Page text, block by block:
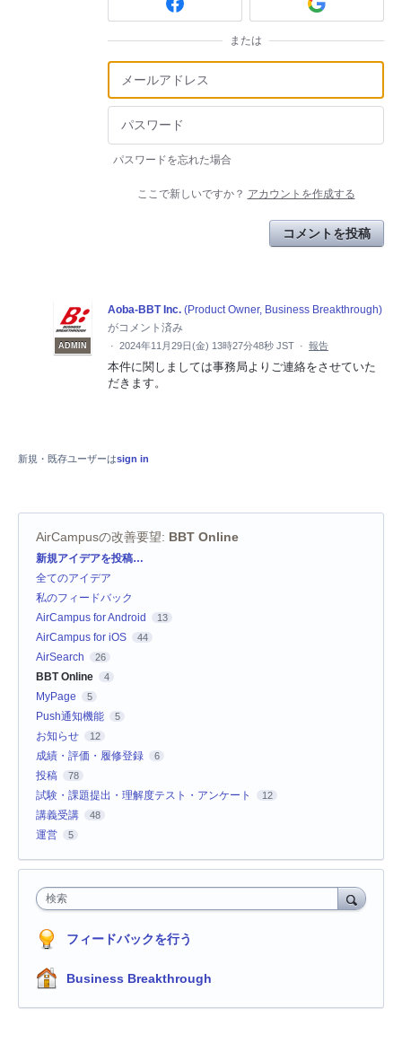
または
パスワードを忘れた場合
ここで新しいですか？ アカウントを作成する
コメントを投稿
ADMIN
Aoba-BBT Inc. (Product Owner, Business Breakthrough)
がコメント済み
· 2024年11月29日(金) 13時27分48秒 JST · 報告
本件に関しましては事務局よりご連絡をさせていた
だきます。
新規・既存ユーザーはsign in
AirCampusの改善要望: BBT Online
カ
テ
ゴ
新規アイデアを投稿…
全てのアイデア
私のフィードバック
AirCampus for Android
13
AirCampus for iOS 44
AirSearch 26
BBT Online 4
MyPage 5
Push通知機能 5
お知らせ 12
成績・評価・履修登録 6
投稿 78
試験・課題提出・理解度テスト・アンケート 12
講義受講 48
運営 5
検索
フィードバックを行う
Business Breakthrough